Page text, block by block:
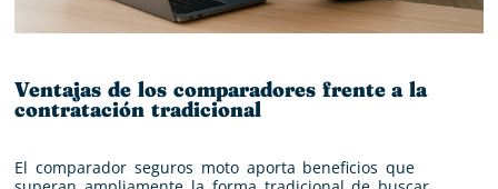
Ventajas de los comparadores frente a la
contratación tradicional
El comparador seguros moto aporta beneficios que